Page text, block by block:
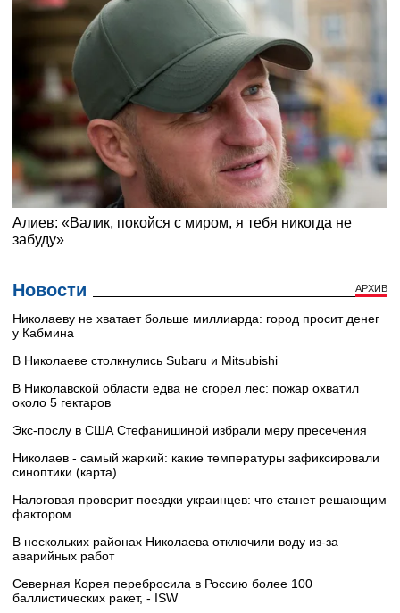
Новости АРХИВ
Николаеву не хватает больше миллиарда: город просит денег
у Кабмина
В Николаеве столкнулись Subaru и Mitsubishi
В Николавской области едва не сгорел лес: пожар охватил
около 5 гектаров
Экс-послу в США Стефанишиной избрали меру пресечения
Николаев - самый жаркий: какие температуры зафиксировали
синоптики (карта)
Налоговая проверит поездки украинцев: что станет решающим
фактором
В нескольких районах Николаева отключили воду из-за
аварийных работ
Северная Корея перебросила в Россию более 100
баллистических ракет, - ISW